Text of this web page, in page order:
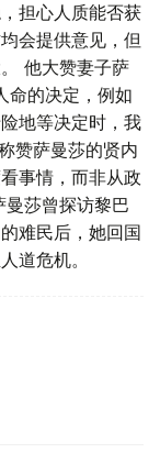
担心人质能否获
会提供意见，但
他大赞妻子萨
命的决定，例如
地等决定时，我
赞萨曼莎的贤内
事情，而非从政
莎曾探访黎巴
难民后，她回国
道危机。